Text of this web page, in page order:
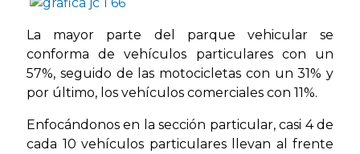
La mayor parte del parque vehicular se
conforma de vehículos particulares con un
57%, seguido de las motocicletas con un 31% y
por último, los vehículos comerciales con 11%.
Enfocándonos en la sección particular, casi 4 de
cada 10 vehículos particulares llevan al frente